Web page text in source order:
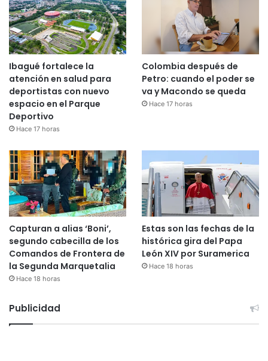
Ibagué fortalece la
atención en salud para
deportistas con nuevo
espacio en el Parque
Deportivo
Hace 17 horas
Colombia después de
Petro: cuando el poder se
va y Macondo se queda
Hace 17 horas
Capturan a alias ‘Boni’,
segundo cabecilla de los
Comandos de Frontera de
la Segunda Marquetalia
Hace 18 horas
Estas son las fechas de la
histórica gira del Papa
León XIV por Suramerica
Hace 18 horas
Publicidad